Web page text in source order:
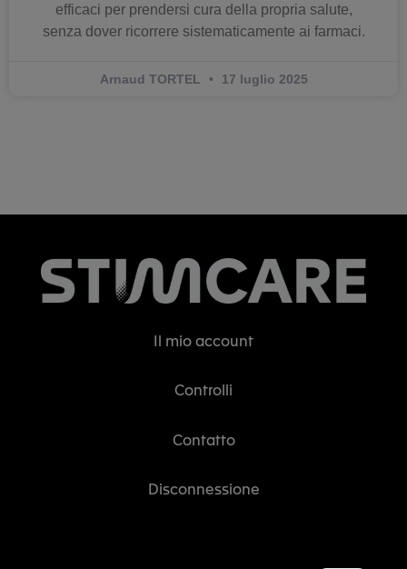
efficaci per prendersi cura della propria salute,
senza dover ricorrere sistematicamente ai farmaci.
Arnaud TORTEL 17 luglio 2025
Il mio account
Controlli
Contatto
Disconnessione